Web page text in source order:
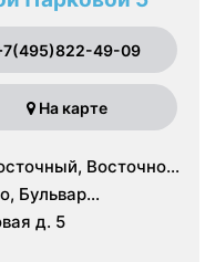
49-09
На карте
Восточное
Измайлово,
Новогиреево,
Северное
Бульвар
Щелковская
д. 5